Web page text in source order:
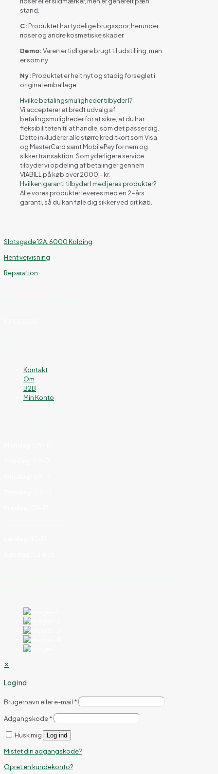
stand.
C: Produktet har tydelige brugsspor, herunder
ridser og andre kosmetiske skader.
Demo:Varen er tidligere brugt til udstilling, men
er som ny
Ny: Produktet er helt nyt og stadig forseglet i
original emballage.
Hvilke betalingsmuligheder tilbyder I?
Vi accepterer et bredt udvalg af
betalingsmuligheder for at sikre, at du har
fleksibiliteten til at handle, som det passer dig.
Dette inkluderer alle større kreditkort som Visa
og MasterCard samt MobilePay for nem og
sikker transaktion. Som yderligere service
tilbyder vi opdeling af betalinger gennem
VIABILL på køb over 2000,- kr.
Hvilken garanti tilbyder I med jeres produkter?
Alle vores produkter leveres med en 2-års
garanti, så du kan føle dig sikker ved dit køb.
Slotsgade 12A, 6000 Kolding
Hent vejvisning
Reparation
Kontakt
Om
B2B
Min Konto
✕
Log ind
Brugernavn eller e-mail *
Adgangskode*
Husk mig Log ind
Mistet din adgangskode?
Opret en kundekonto?